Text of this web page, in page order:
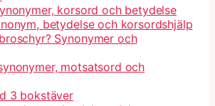
korsord och betydelse
betydelse och korsordshjälp
Synonymer och
motsatsord och
3 bokstäver